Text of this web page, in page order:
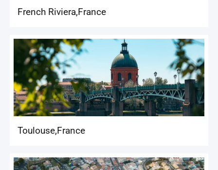
French Riviera,France
Toulouse,France